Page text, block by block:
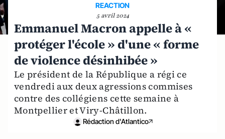
REACTION
5 avril 2024
Emmanuel Macron appelle à «
protéger l'école » d'une « forme
de violence désinhibée »
Le président de la République a régi ce
vendredi aux deux agressions commises
contre des collégiens cette semaine à
Montpellier et Viry-Châtillon.
Rédaction d'Atlantico